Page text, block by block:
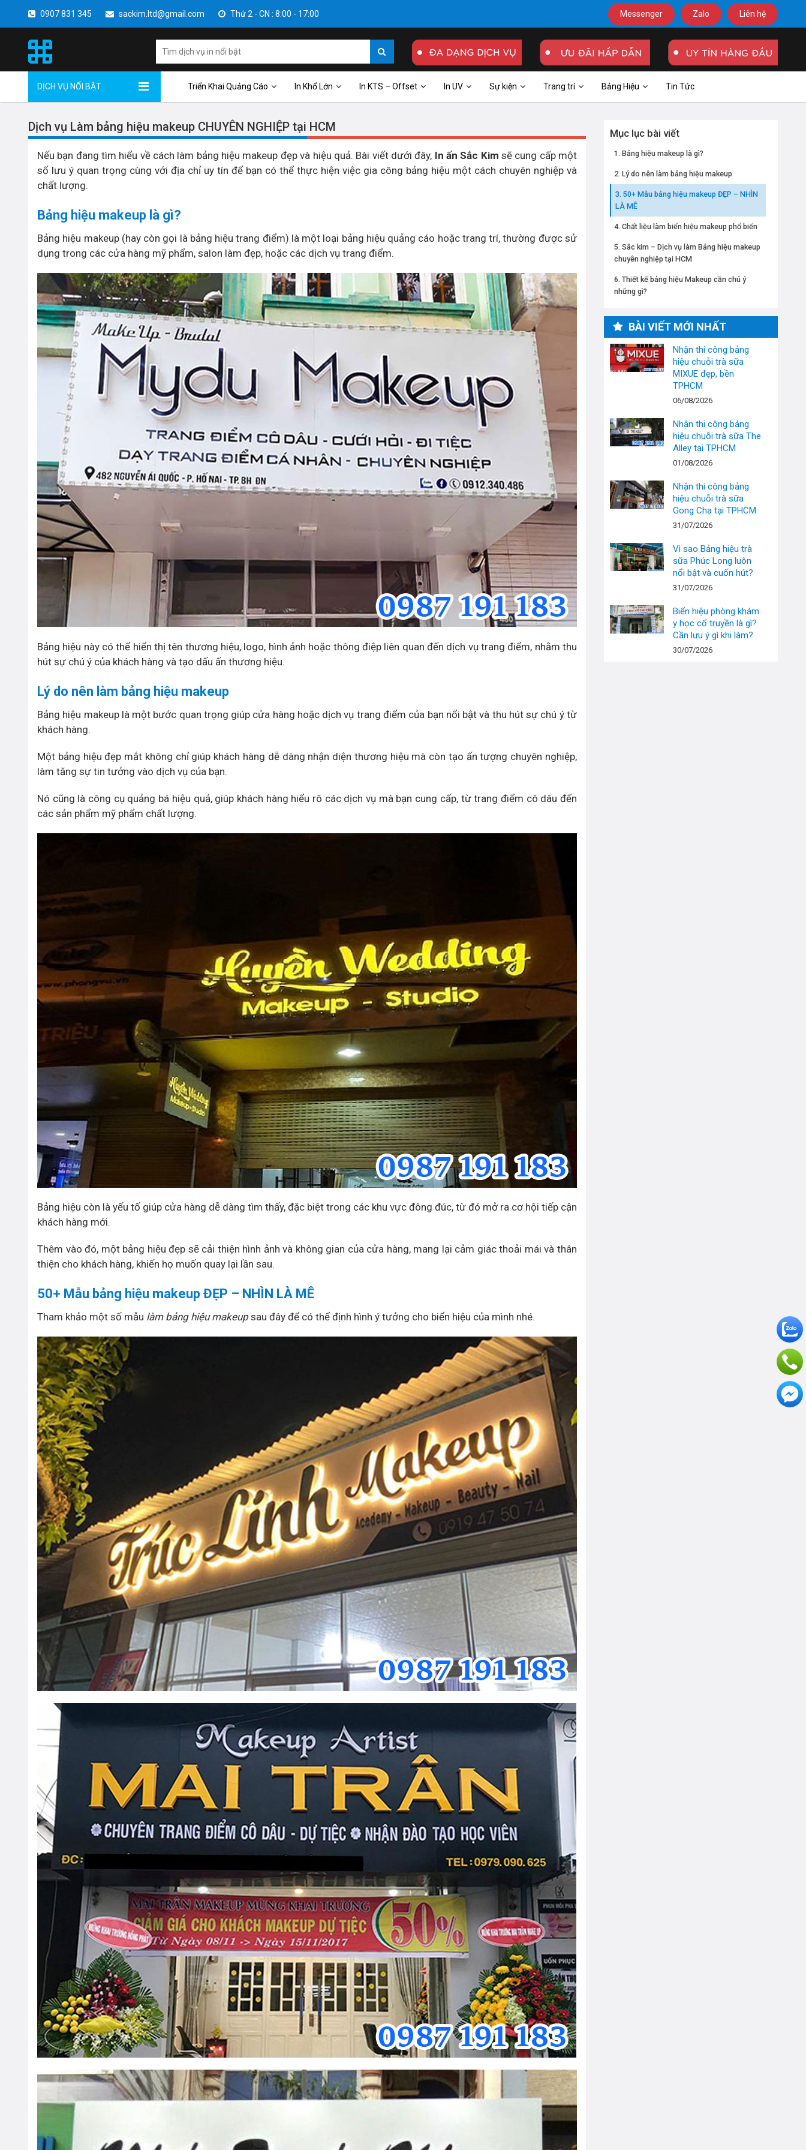
0907 831 345 sackim.ltd@gmail.com Thứ 2 - CN : 8:00 - 17:00 Messenger Zalo Liên hệ
DỊCH VỤ NỔI BẬT Triển Khai Quảng Cáo In Khổ Lớn In KTS – Offset In UV Sự kiện Trang trí Bảng Hiệu Tin Tức
Dịch vụ Làm bảng hiệu makeup CHUYÊN NGHIỆP tại HCM
Nếu bạn đang tìm hiểu về cách làm bảng hiệu makeup đẹp và hiệu quả. Bài viết dưới đây, In ấn Sắc Kim sẽ cung cấp một
số lưu ý quan trọng cùng với địa chỉ uy tín để bạn có thể thực hiện việc gia công bảng hiệu một cách chuyên nghiệp và
chất lượng.
Bảng hiệu makeup là gì?
Bảng hiệu makeup (hay còn gọi là bảng hiệu trang điểm) là một loại bảng hiệu quảng cáo hoặc trang trí, thường được sử
dụng trong các cửa hàng mỹ phẩm, salon làm đẹp, hoặc các dịch vụ trang điểm.
Bảng hiệu này có thể hiển thị tên thương hiệu, logo, hình ảnh hoặc thông điệp liên quan đến dịch vụ trang điểm, nhằm thu
hút sự chú ý của khách hàng và tạo dấu ấn thương hiệu.
Lý do nên làm bảng hiệu makeup
Bảng hiệu makeup là một bước quan trọng giúp cửa hàng hoặc dịch vụ trang điểm của bạn nổi bật và thu hút sự chú ý từ
khách hàng.
Một bảng hiệu đẹp mắt không chỉ giúp khách hàng dễ dàng nhận diện thương hiệu mà còn tạo ấn tượng chuyên nghiệp,
làm tăng sự tin tưởng vào dịch vụ của bạn.
Nó cũng là công cụ quảng bá hiệu quả, giúp khách hàng hiểu rõ các dịch vụ mà bạn cung cấp, từ trang điểm cô dâu đến
các sản phẩm mỹ phẩm chất lượng.
Bảng hiệu còn là yếu tố giúp cửa hàng dễ dàng tìm thấy, đặc biệt trong các khu vực đông đúc, từ đó mở ra cơ hội tiếp cận
khách hàng mới.
Thêm vào đó, một bảng hiệu đẹp sẽ cải thiện hình ảnh và không gian của cửa hàng, mang lại cảm giác thoải mái và thân
thiện cho khách hàng, khiến họ muốn quay lại lần sau.
50+ Mẫu bảng hiệu makeup ĐẸP – NHÌN LÀ MÊ
Tham khảo một số mẫu làm bảng hiệu makeupsau đây để có thể định hình ý tưởng cho biển hiệu của mình nhé.
Mục lục bài viết
Bảng hiệu makeup là gì?
Lý do nên làm bảng hiệu makeup
50+ Mẫu bảng hiệu makeup ĐẸP – NHÌN
LÀ MÊ
Chất liệu làm biển hiệu makeup phổ biến
Sắc kim – Dịch vụ làm Bảng hiệu makeup
chuyên nghiệp tại HCM
Thiết kế bảng hiệu Makeup cần chú ý
những gì?
BÀI VIẾT MỚI NHẤT
Nhận thi công bảng
hiệu chuỗi trà sữa
MIXUE đẹp, bền
TPHCM
06/08/2026
Nhận thi công bảng
hiệu chuỗi trà sữa The
Alley tại TPHCM
01/08/2026
Nhận thi công bảng
hiệu chuỗi trà sữa
Gong Cha tại TPHCM
31/07/2026
Vì sao Bảng hiệu trà
sữa Phúc Long luôn
nổi bật và cuốn hút?
31/07/2026
Biển hiệu phòng khám
y học cổ truyền là gì?
Cần lưu ý gì khi làm?
30/07/2026